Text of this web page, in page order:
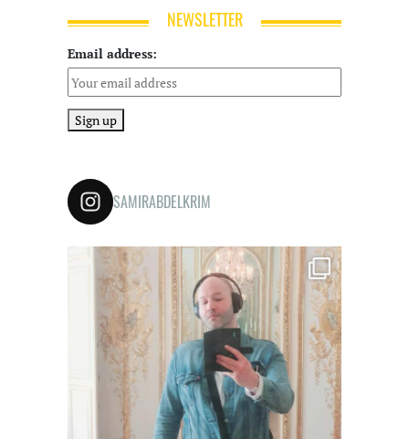
NEWSLETTER
Email address:
SAMIRABDELKRIM